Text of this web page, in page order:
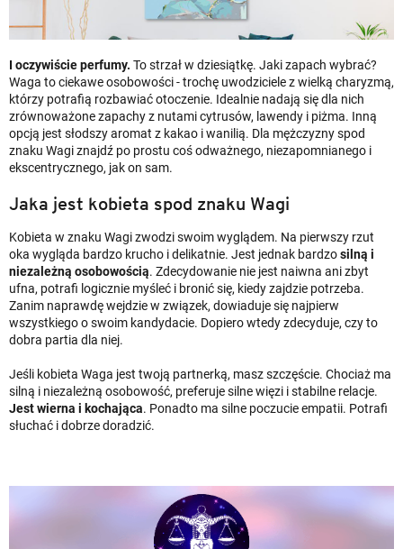
I oczywiście perfumy. To strzał w dziesiątkę. Jaki zapach wybrać?
Waga to ciekawe osobowości - trochę uwodziciele z wielką charyzmą,
którzy potrafią rozbawiać otoczenie. Idealnie nadają się dla nich
zrównoważone zapachy z nutami cytrusów, lawendy i piżma. Inną
opcją jest słodszy aromat z kakao i wanilią. Dla mężczyzny spod
znaku Wagi znajdź po prostu coś odważnego, niezapomnianego i
ekscentrycznego, jak on sam.
Jaka jest kobieta spod znaku Wagi
Kobieta w znaku Wagi zwodzi swoim wyglądem. Na pierwszy rzut
oka wygląda bardzo krucho i delikatnie. Jest jednak bardzosilną i
niezależną osobowością. Zdecydowanie nie jest naiwna ani zbyt
ufna, potrafi logicznie myśleć i bronić się, kiedy zajdzie potrzeba.
Zanim naprawdę wejdzie w związek, dowiaduje się najpierw
wszystkiego o swoim kandydacie. Dopiero wtedy zdecyduje, czy to
dobra partia dla niej.
Jeśli kobieta Waga jest twoją partnerką, masz szczęście. Chociaż ma
silną i niezależną osobowość, preferuje silne więzi i stabilne relacje.
Jest wierna i kochająca. Ponadto ma silne poczucie empatii. Potrafi
słuchać i dobrze doradzić.